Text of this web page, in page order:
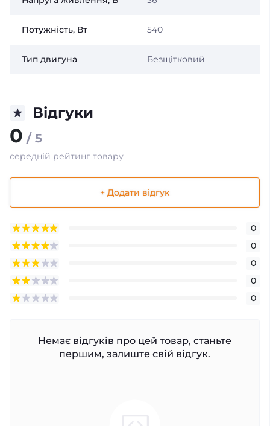
Потужність, Вт 540
Тип двигуна Безщітковий
Відгуки
0 / 5
середній рейтинг товару
+ Додати відгук
0
0
0
0
0
Немає відгуків про цей товар, станьте
першим, залиште свій відгук.